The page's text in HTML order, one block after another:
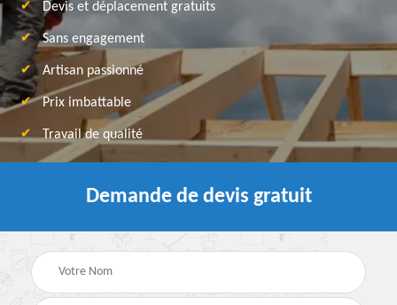
Devis et déplacement gratuits
Sans engagement
Artisan passionné
Prix imbattable
Travail de qualité
Demande de devis gratuit